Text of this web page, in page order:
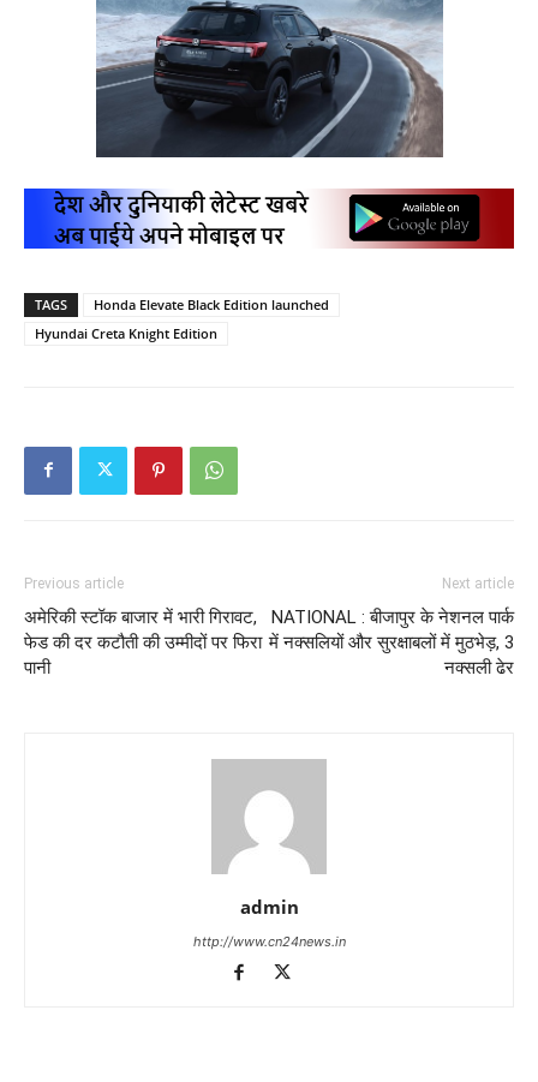
TAGS
Honda Elevate Black Edition launched
Hyundai Creta Knight Edition
Previous article
अमेरिकी स्टॉक बाजार में भारी गिरावट,
फेड की दर कटौती की उम्मीदों पर फिरा
पानी
Next article
NATIONAL : बीजापुर के नेशनल पार्क
में नक्सलियों और सुरक्षाबलों में मुठभेड़, 3
नक्सली ढेर
admin
http://www.cn24news.in